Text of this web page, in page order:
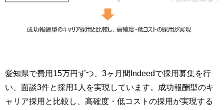
愛知県で費用15万円ずつ、3ヶ月間Indeedで採用募集を行
い、面談3件と採用1人を実現しています。成功報酬型のキ
ャリア採用と比較し、高確度・低コストの採用が実現する